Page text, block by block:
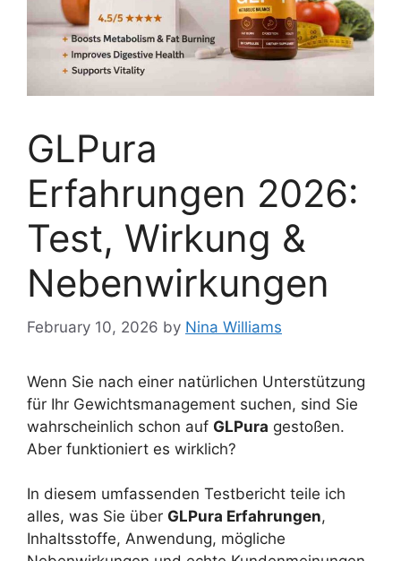
GLPura
Erfahrungen 2026:
Test, Wirkung &
Nebenwirkungen
February 10, 2026 by Nina Williams
Wenn Sie nach einer natürlichen Unterstützung
für Ihr Gewichtsmanagement suchen, sind Sie
wahrscheinlich schon auf GLPura gestoßen.
Aber funktioniert es wirklich?
In diesem umfassenden Testbericht teile ich
alles, was Sie über GLPura Erfahrungen,
Inhaltsstoffe, Anwendung, mögliche